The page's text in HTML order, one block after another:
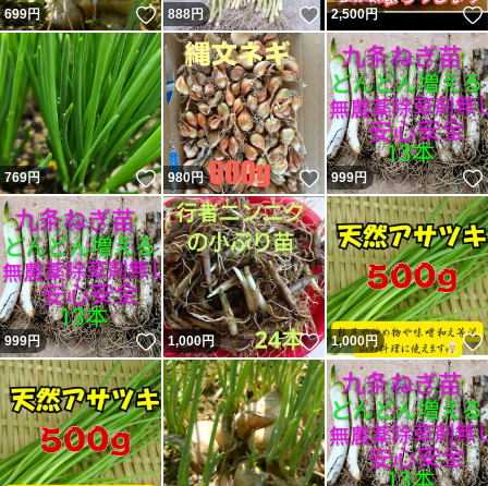
699円 いいね！
888円 いいね！
2,500円
769円 いいね！
980円 いいね！
999円
999円 いいね！
1,000円 いいね！
1,000円